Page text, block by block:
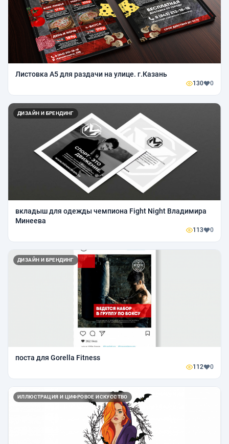
Листовка А5 для раздачи на улице. г.Казань
130 0
ДИЗАЙН И БРЕНДИНГ
вкладыш для одежды чемпиона Fight Night Владимира
Минеева
113 0
ДИЗАЙН И БРЕНДИНГ
поста для Gorella Fitness
112 0
ИЛЛЮСТРАЦИЯ И ЦИФРОВОЕ ИСКУССТВО